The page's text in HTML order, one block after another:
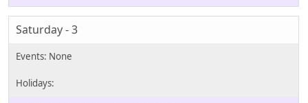
Saturday - 3